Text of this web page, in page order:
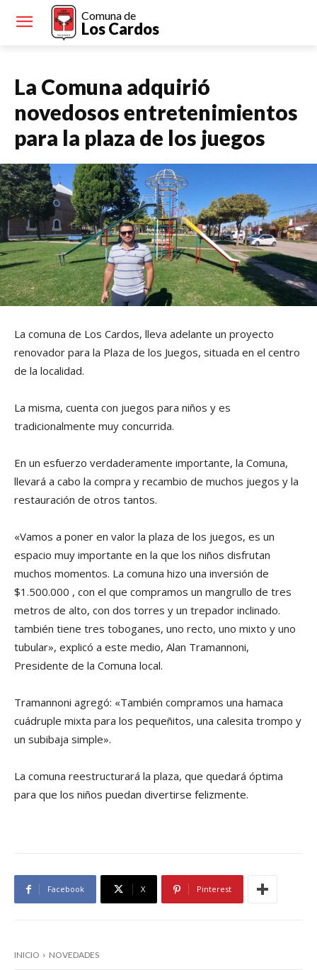
Comuna de
Los Cardos
La Comuna adquirió
novedosos entretenimientos
para la plaza de los juegos
La comuna de Los Cardos, lleva adelante un proyecto
renovador para la Plaza de los Juegos, situada en el centro
de la localidad.
La misma, cuenta con juegos para niños y es
tradicionalmente muy concurrida.
En un esfuerzo verdaderamente importante, la Comuna,
llevará a cabo la compra y recambio de muchos juegos y la
restauración de otros tantos.
«Vamos a poner en valor la plaza de los juegos, es un
espacio muy importante en la que los niños disfrutan
muchos momentos. La comuna hizo una inversión de
$1.500.000 , con el que compramos un mangrullo de tres
metros de alto, con dos torres y un trepador inclinado.
también tiene tres toboganes, uno recto, uno mixto y uno
tubular», explicó a este medio, Alan Tramannoni,
Presidente de la Comuna local.
Tramannoni agregó: «También compramos una hamaca
cuádruple mixta para los pequeñitos, una calesita trompo y
un subibaja simple».
La comuna reestructurará la plaza, que quedará óptima
para que los niños puedan divertirse felizmente.
Facebook X Pinterest
INICIO NOVEDADES